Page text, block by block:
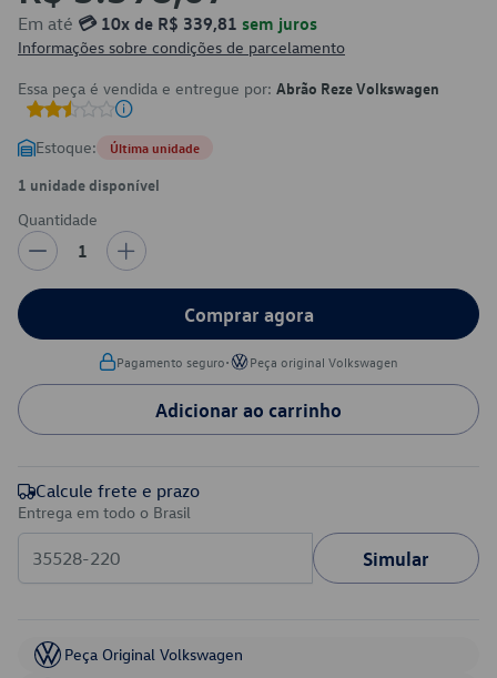
Em até 💳 10x de R$ 339,81 sem juros
Informações sobre condições de parcelamento
Essa peça é vendida e entregue por: Abrão Reze Volkswagen
Estoque: Última unidade
1 unidade disponível
Quantidade
1
Comprar agora
Pagamento seguro• Peça original Volkswagen
Adicionar ao carrinho
Calcule frete e prazo
Entrega em todo o Brasil
Simular
Peça Original Volkswagen